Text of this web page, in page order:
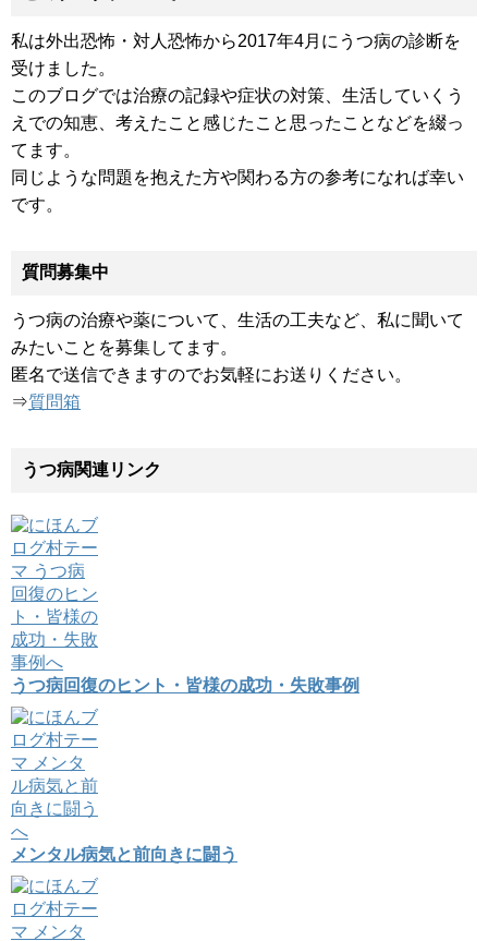
私は外出恐怖・対人恐怖から2017年4月にうつ病の診断を
受けました。
このブログでは治療の記録や症状の対策、生活していくう
えでの知恵、考えたこと感じたこと思ったことなどを綴っ
てます。
同じような問題を抱えた方や関わる方の参考になれば幸い
です。
質問募集中
うつ病の治療や薬について、生活の工夫など、私に聞いて
みたいことを募集してます。
匿名で送信できますのでお気軽にお送りください。
⇒質問箱
うつ病関連リンク
うつ病回復のヒント・皆様の成功・失敗事例
メンタル病気と前向きに闘う